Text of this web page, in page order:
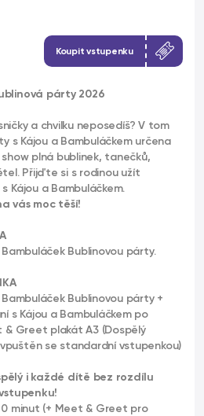
Koupit vstupenku
párty 2026
a chvilku neposedíš? V tom
s Kájou a Bambuláčkem určena
plná bublinek, tanečků,
Přijďte si s rodinou užít
Kájou a Bambuláčkem.
vás moc těší!
Bublinovou párty.
Bublinovou párty +
s Kájou a Bambuláčkem po
Greet plakát A3 (Dospělý
se standardní vstupenkou)
i každé dítě bez rozdílu
minut (+ Meet & Greet pro